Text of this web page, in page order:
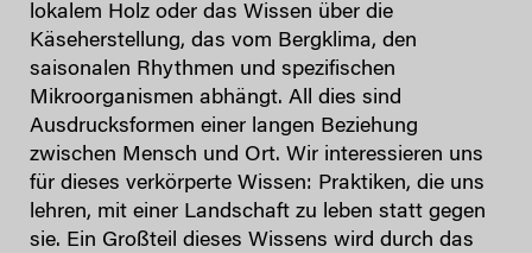
lokalem Holz oder das Wissen über die
Käseherstellung, das vom Bergklima, den
saisonalen Rhythmen und spezifischen
Mikroorganismen abhängt. All dies sind
Ausdrucksformen einer langen Beziehung
zwischen Mensch und Ort. Wir interessieren uns
für dieses verkörperte Wissen: Praktiken, die uns
lehren, mit einer Landschaft zu leben statt gegen
sie. Ein Großteil dieses Wissens wird durch das